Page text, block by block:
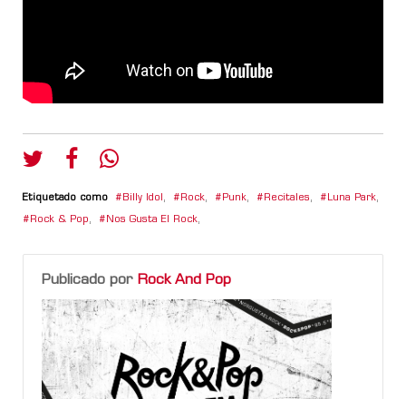
Etiquetado como Billy Idol , Rock, Punk, Recitales, Luna Park,
Rock & Pop, Nos Gusta El Rock,
Publicado por Rock And Pop